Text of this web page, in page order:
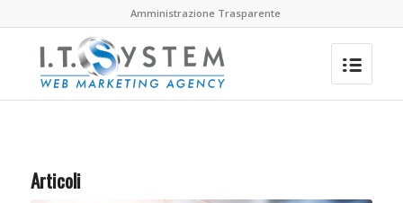
Amministrazione Trasparente
Articoli